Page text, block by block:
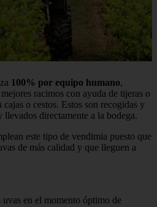
100% por equipo humano,
racimos con ayuda de tijeras o
o cestos. Estos son recogidas y
llevados directamente a la bodega.
este tipo de vendimia puesto que
de más calidad y que lleguen a
uvas en el momento óptimo de